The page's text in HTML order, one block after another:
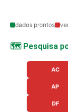
dados prontos
🗺️ Pesquisa
AC
AP
DF